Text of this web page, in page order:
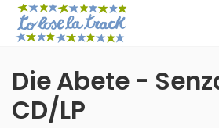
Die Abete -
CD/LP